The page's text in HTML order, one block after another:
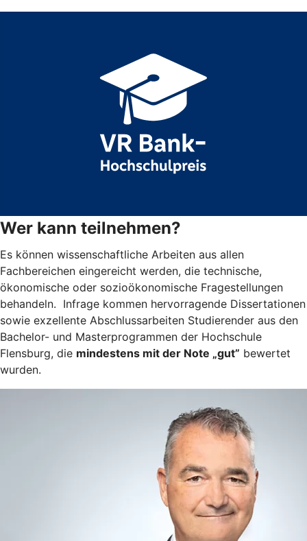
Wer kann teilnehmen?
Es können wissenschaftliche Arbeiten aus allen
Fachbereichen eingereicht werden, die technische,
ökonomische oder sozioökonomische Fragestellungen
behandeln. Infrage kommen hervorragende Dissertationen
sowie exzellente Abschlussarbeiten Studierender aus den
Bachelor- und Masterprogrammen der Hochschule
Flensburg, die mindestens mit der Note „gut” bewertet
wurden.